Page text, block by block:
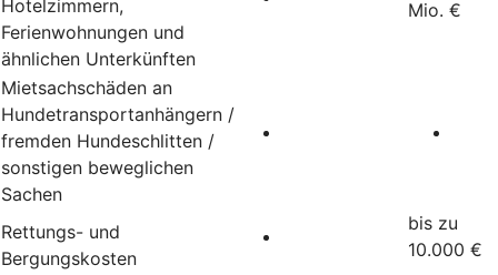
Hotelzimmern,
Ferienwohnungen und
ähnlichen Unterkünften
Mio. €
Mietsachschäden an
Hundetransportanhängern /
fremden Hundeschlitten /
sonstigen beweglichen
Sachen
Rettungs- und
Bergungskosten
bis zu
10.000 €